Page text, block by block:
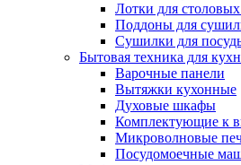
Лотки для
Поддоны для
Сушилки для
Бытовая техника для
Варочные панели
Вытяжки кухонные
Духовые шкафы
Комплектующие к
Микроволновые
Посудомоечные